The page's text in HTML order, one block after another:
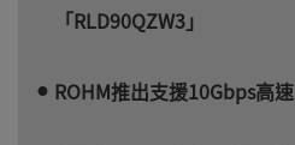
「RLD90QZW3」
ROHM推出支援10Gbps高